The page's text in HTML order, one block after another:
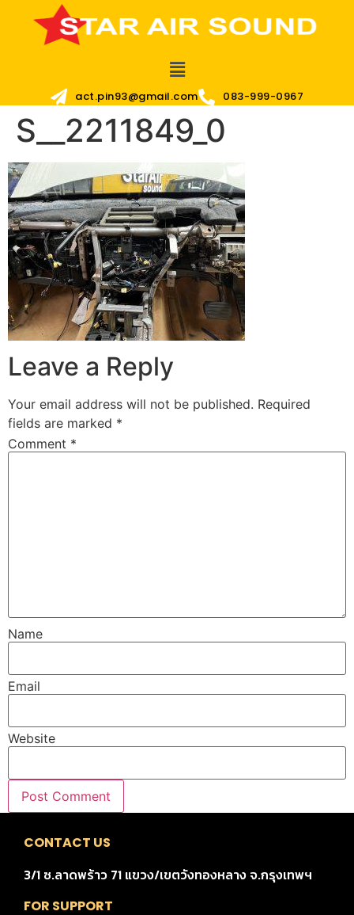
act.pin93@gmail.com 083-999-0967
S__2211849_0
Leave a Reply
Your email address will not be published. Required
fields are marked *
Comment *
Name
Email
Website
CONTACT US
3/1 ซ.ลาดพร้าว 71 แขวง/เขตวังทองหลาง จ.กรุงเทพฯ
FOR SUPPORT